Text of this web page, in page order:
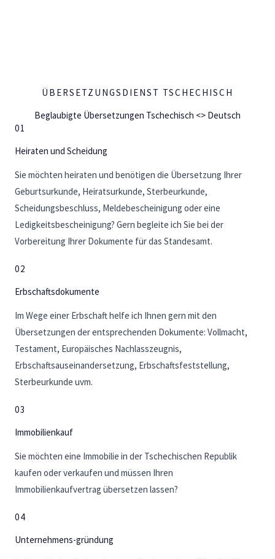
ÜBERSETZUNGSDIENST TSCHECHISCH
Beglaubigte Übersetzungen Tschechisch <> Deutsch
01
Heiraten und Scheidung
Sie möchten heiraten und benötigen die Übersetzung Ihrer
Geburtsurkunde, Heiratsurkunde, Sterbeurkunde,
Scheidungsbeschluss, Meldebescheinigung oder eine
Ledigkeitsbescheinigung? Gern begleite ich Sie bei der
Vorbereitung Ihrer Dokumente für das Standesamt.
02
Erbschaftsdokumente
Im Wege einer Erbschaft helfe ich Ihnen gern mit den
Übersetzungen der entsprechenden Dokumente: Vollmacht,
Testament, Europäisches Nachlasszeugnis,
Erbschaftsauseinandersetzung, Erbschaftsfeststellung,
Sterbeurkunde uvm.
03
Immobilienkauf
Sie möchten eine Immobilie in der Tschechischen Republik
kaufen oder verkaufen und müssen Ihren
Immobilienkaufvertrag übersetzen lassen?
04
Unternehmens-gründung